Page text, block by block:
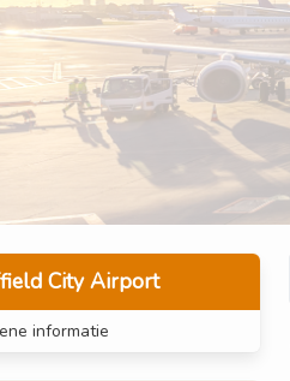
City Airport
informatie